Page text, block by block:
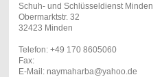
Schuh- und Schlüsseldienst Minden
Obermarktstr. 32
32423 Minden
Telefon: +49 170 8605060
Fax:
E-Mail: naymaharba@yahoo.de